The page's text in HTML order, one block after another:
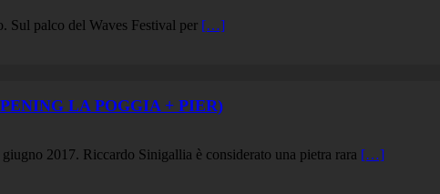
Sul palco del Waves Festival per […]
LA POGGIA + PIER)
2017. Riccardo Sinigallia è considerato una pietra rara […]